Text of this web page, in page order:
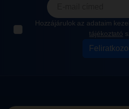
Hozzájárulok az adataim
tájékoztató